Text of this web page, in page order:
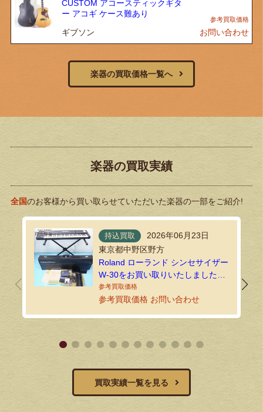
CUSTOM アコースティックギタ
ー アコギ ケース難あり
ギブソン お問い合わせ
楽器の買取価格一覧へ
楽器の買取実績
全国のお客様から買い取らせていただいた楽器の一部をご紹介!
持込買取
2026年06月23日
東京都中野区野方
Roland ローランド シンセサイザー
W-30をお買い取りいたしました｜
環七ホビーの持込買取
参考買取価格 お問い合わせ
買取実績一覧を見る